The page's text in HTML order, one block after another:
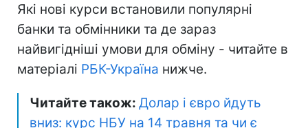
Які нові курси встановили популярні
банки та обмінники та де зараз
найвигідніші умови для обміну - читайте в
матеріалі РБК-Україна нижче.
Читайте також: Долар і євро йдуть
вниз: курс НБУ на 14 травня та чи є